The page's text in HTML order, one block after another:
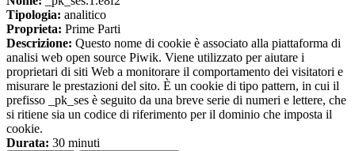
Tipologia: analitico
Proprieta: Prime Parti
Descrizione: Questo nome di cookie è associato alla piattaforma di
analisi web open source Piwik. Viene utilizzato per aiutare i
proprietari di siti Web a monitorare il comportamento dei visitatori e
misurare le prestazioni del sito. È un cookie di tipo pattern, in cui il
prefisso _pk_ses è seguito da una breve serie di numeri e lettere, che
si ritiene sia un codice di riferimento per il dominio che imposta il
cookie.
Durata: 30 minuti